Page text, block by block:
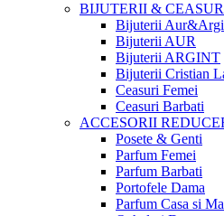
BIJUTERII &
Bijuterii
Bijuterii AUR
Bijuterii ARGINT
Bijuterii Cristian
Ceasuri Femei
Ceasuri Barbati
ACCESORII
Posete & Genti
Parfum Femei
Parfum Barbati
Portofele Dama
Parfum Casa si